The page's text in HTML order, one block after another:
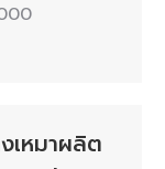
เหมาผลิต